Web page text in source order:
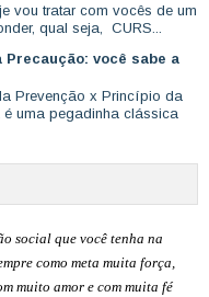
vou tratar com vocês de um
qual seja, CURS...
você sabe a
Prevenção x Princípio da
uma pegadinha clássica
social que você tenha na
como meta muita força,
muito amor e com muita fé